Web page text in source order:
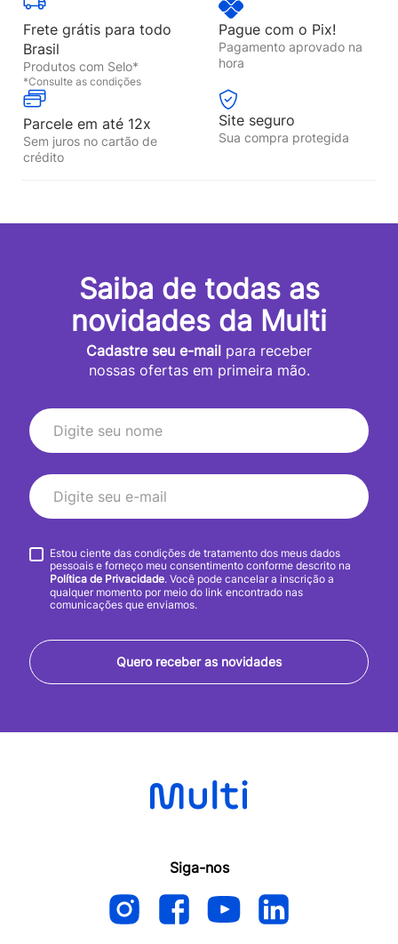
Frete grátis para todo
Brasil
Produtos com Selo*
*Consulte as condições
Pague com o Pix!
Pagamento aprovado na
hora
Parcele em até 12x
Sem juros no cartão de
crédito
Site seguro
Sua compra protegida
Saiba de todas as
novidades da Multi
Cadastre seu e-mail para receber
nossas ofertas em primeira mão.
Quero receber as novidades
Estou ciente das condições de tratamento dos meus dados
pessoais e forneço meu consentimento conforme descrito na
Política de Privacidade. Você pode cancelar a inscrição a
qualquer momento por meio do link encontrado nas
comunicações que enviamos.
Siga-nos